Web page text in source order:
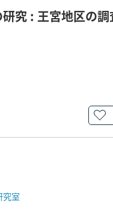
究 : 王宮地区の調
室